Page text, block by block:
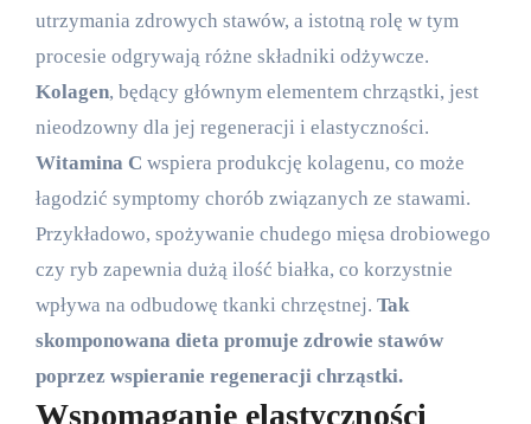
utrzymania zdrowych stawów, a istotną rolę w tym
procesie odgrywają różne składniki odżywcze.
Kolagen, będący głównym elementem chrząstki, jest
nieodzowny dla jej regeneracji i elastyczności.
Witamina C wspiera produkcję kolagenu, co może
łagodzić symptomy chorób związanych ze stawami.
Przykładowo, spożywanie chudego mięsa drobiowego
czy ryb zapewnia dużą ilość białka, co korzystnie
wpływa na odbudowę tkanki chrzęstnej. Tak
skomponowana dieta promuje zdrowie stawów
poprzez wspieranie regeneracji chrząstki.
Wspomaganie elastyczności